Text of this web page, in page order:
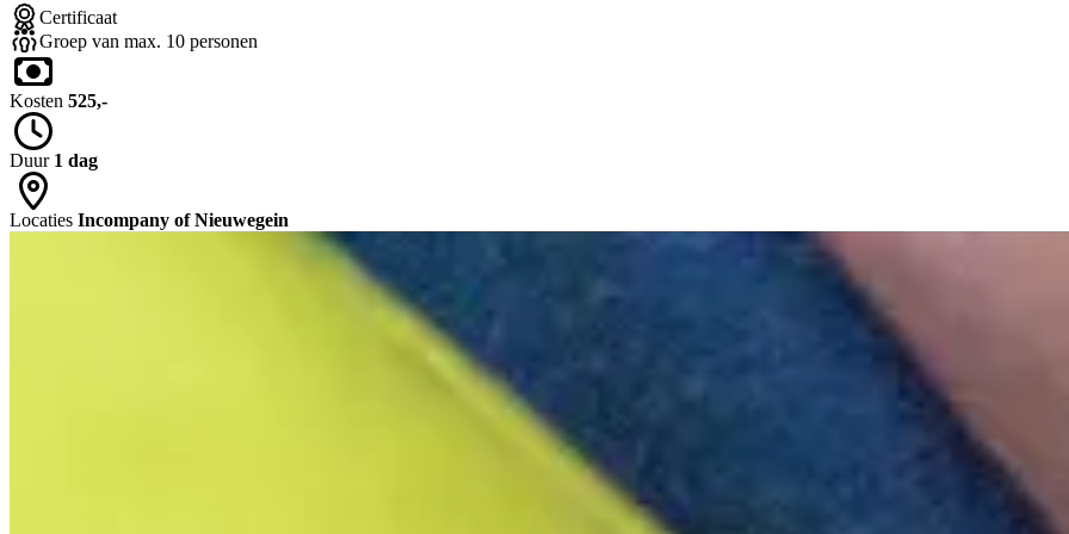
Certificaat
Groep van max. 10 personen
Kosten 525,-
Duur 1 dag
Locaties Incompany of Nieuwegein